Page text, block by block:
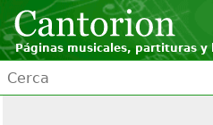
Páginas musicales, partituras y